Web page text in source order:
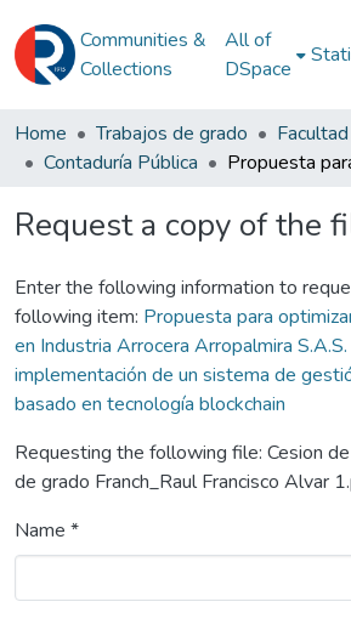
Communities &
Collections
All of
DSpace
Home Trabajos de grado
Contaduría Pública
Request a copy of the
Enter the following information to
following item: Propuesta para
en Industria Arrocera Arropalmira
implementación de un sistema de
basado en tecnología blockchain
Requesting the following file: Cesion
de grado Franch_Raul Francisco Alvar
Name *